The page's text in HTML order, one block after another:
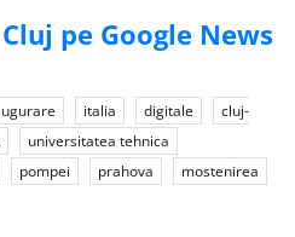
pe Google News
italia digitale
cluj-
universitatea tehnica
pompei prahova
mostenirea